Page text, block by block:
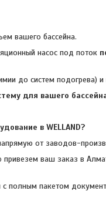
вашего бассейна.
насос под поток
до систем подогрева) и
для вашего
в WELLAND?
от заводов-
привезем ваш заказ в
полным пакетом